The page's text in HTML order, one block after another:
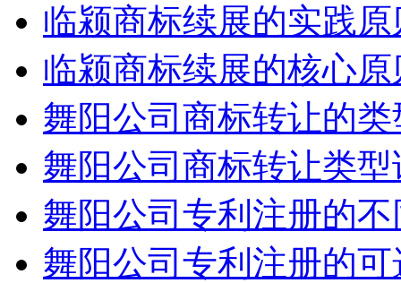
临颍商标续展的实践
临颍商标续展的核心
舞阳公司商标转让的
舞阳公司商标转让类型
舞阳公司专利注册的
舞阳公司专利注册的